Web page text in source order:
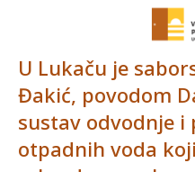
U Lukaču je
Đakić, povodom
sustav odvodnje i
otpadnih voda